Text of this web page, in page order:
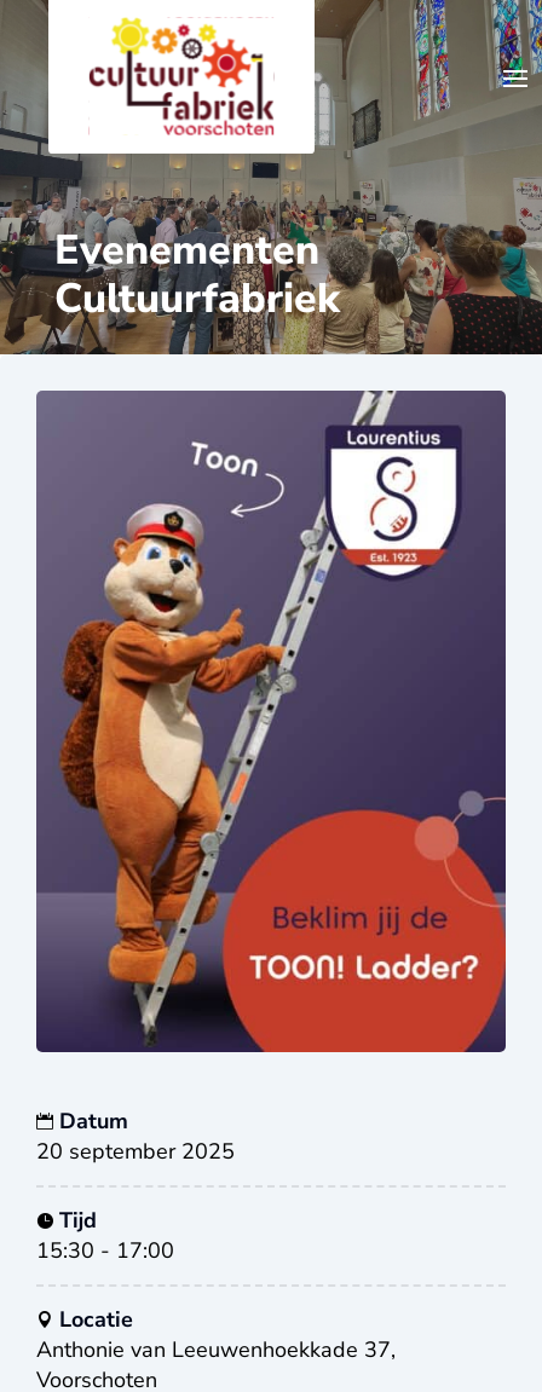
Evenementen
Cultuurfabriek
Datum
20 september 2025
Tijd
15:30 - 17:00
Locatie
Anthonie van Leeuwenhoekkade 37,
Voorschoten